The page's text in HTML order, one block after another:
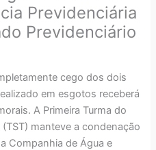
Previdenciária
Previdenciário
cego dos dois
em esgotos receberá
A Primeira Turma do
manteve a condenação
Companhia de Água e